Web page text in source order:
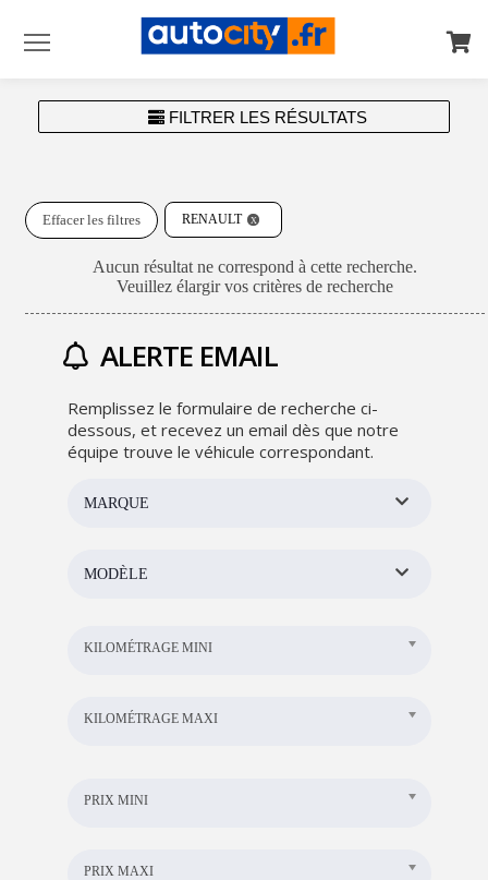
FILTRER LES RÉSULTATS
RENAULT
Effacer les filtres
Aucun résultat ne correspond à cette recherche.
Veuillez élargir vos critères de recherche
ALERTE EMAIL
Remplissez le formulaire de recherche ci-
dessous, et recevez un email dès que notre
équipe trouve le véhicule correspondant.
MARQUE
MODÈLE
KILOMÉTRAGE MINI
KILOMÉTRAGE MAXI
PRIX MINI
PRIX MAXI